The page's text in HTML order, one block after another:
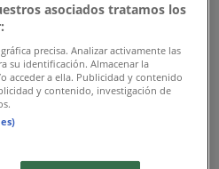
asociados tratamos los
precisa. Analizar activamente las
su identificación. Almacenar la
acceder a ella. Publicidad y contenido
y contenido, investigación de